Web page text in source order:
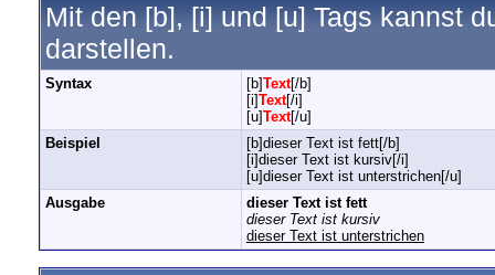
Mit den [b], [i] und [u] Tags kannst
darstellen.
Syntax [b]Text[/b]
[i]Text[/i]
[u]Text[/u]
Beispiel
[b]dieser Text ist fett[/b]
[i]dieser Text ist kursiv[/i]
[u]dieser Text ist unterstrichen[/u]
Ausgabe
dieser Text ist fett
dieser Text ist kursiv
dieser Text ist unterstrichen